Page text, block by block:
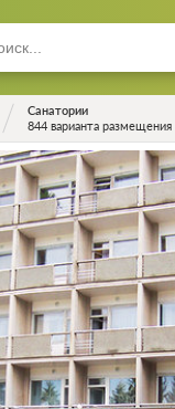
Санатории
844 варианта размещения